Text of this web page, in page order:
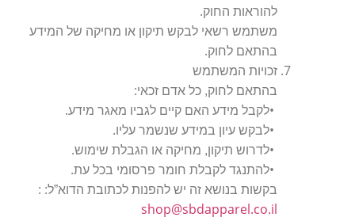
להוראות החוק.
משתמש רשאי לבקש תיקון או מחיקה של המידע
בהתאם לחוק.
זכויות המשתמש
בהתאם לחוק, כל אדם זכאי:
•לקבל מידע האם קיים לגביו מאגר מידע.
•לבקש עיון במידע שנשמר עליו.
•לדרוש תיקון, מחיקה או הגבלת שימוש.
•להתנגד לקבלת חומר פרסומי בכל עת.
בקשות בנושא זה יש להפנות לכתובת הדוא”ל: :
shop@sbdapparel.co.il